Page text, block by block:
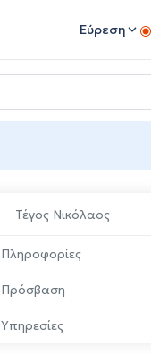
Εύρεση
Τέγος Νικόλαος
Πληροφορίες
Πρόσβαση
Υπηρεσίες